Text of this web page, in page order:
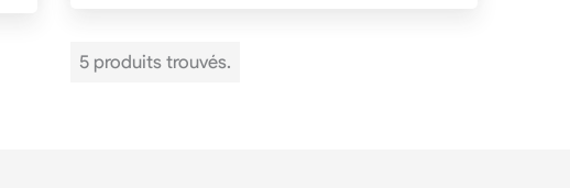
5 produits trouvés.